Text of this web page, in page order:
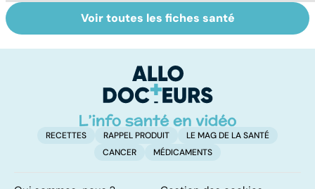
Le TDAH, un
trouble de
hyperactivité
Accident
vasculaire
également
touché
Voir toutes les fiches santé
RECETTES RAPPEL PRODUIT
LE MAG DE LA SANTÉ
CANCER
MÉDICAMENTS